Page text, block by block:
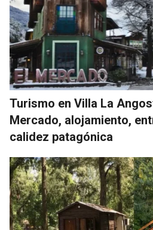
Turismo en Villa La
Mercado, alojamiento,
calidez patagónica